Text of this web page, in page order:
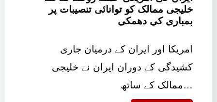
خلیجی ممالک کو توانائی تنصیبات پر
بمباری کی دھمکی
امریکا اور ایران کے درمیان جاری
کشیدگی کے دوران ایران نے خلیجی
ممالک کے ساتھ…